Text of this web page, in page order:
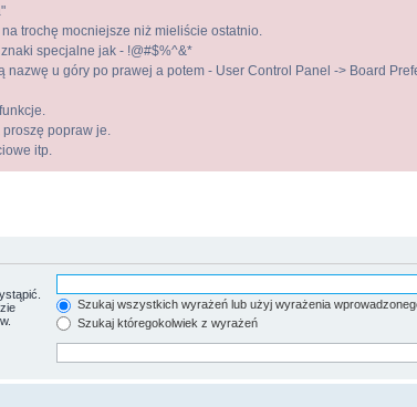
trochę mocniejsze niż mieliście ostatnio.
specjalne jak - !@#$%^&*
u góry po prawej a potem - User Control Panel -> Board
popraw je.
itp.
Szukaj wszystkich wyrażeń lub użyj wyrażenia
Szukaj któregokolwiek z wyrażeń